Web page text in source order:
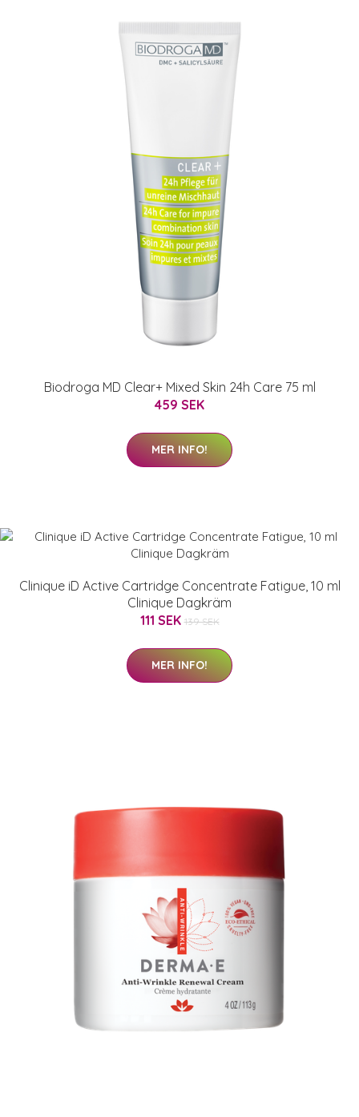
Biodroga MD Clear+ Mixed Skin 24h Care 75 ml
459 SEK
MER INFO!
Clinique iD Active Cartridge Concentrate Fatigue, 10 ml
Clinique Dagkräm
111 SEK 139 SEK
MER INFO!